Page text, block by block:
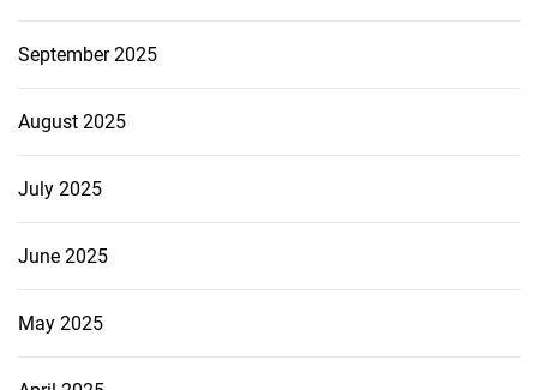
September 2025
August 2025
July 2025
June 2025
May 2025